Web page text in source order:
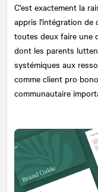
C'est exactement la
appris l'intégration de
toutes deux faire une
dont les parents
systémiques aux
comme client pro
communautaire